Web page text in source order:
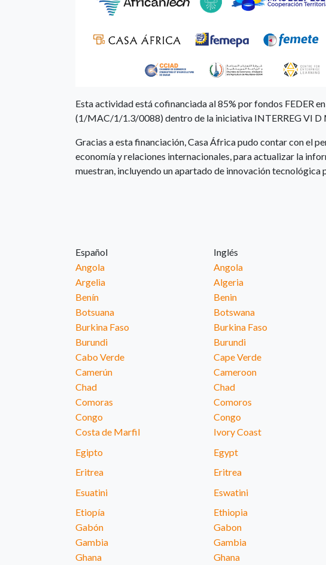
Esta actividad está cofinanciada al 85% por fondos FEDER
(1/MAC/1/1.3/0088) dentro de la iniciativa INTERREG VI
Gracias a esta financiación, Casa África pudo contar con el
economía y relaciones internacionales, para actualizar la
muestran, incluyendo un apartado de innovación tecnológica
Español Inglés
Angola
Angola
Argelia
Algeria
Benín
Benin
Botsuana
Botswana
Burkina Faso
Burkina Faso
Burundi
Burundi
Cabo Verde
Cape Verde
Camerún
Cameroon
Chad
Chad
Comoras
Comoros
Congo
Congo
Costa de Marfil
Ivory Coast
Egipto
Egypt
Eritrea Eritrea
Esuatini
Eswatini
Etiopía Ethiopia
Gabón
Gabon
Gambia
Gambia
Ghana
Ghana